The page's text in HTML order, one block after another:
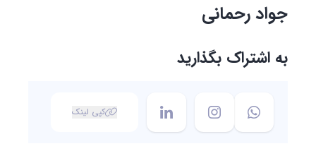
جواد رحمانی
به اشتراک بگذارید
کپی لینک